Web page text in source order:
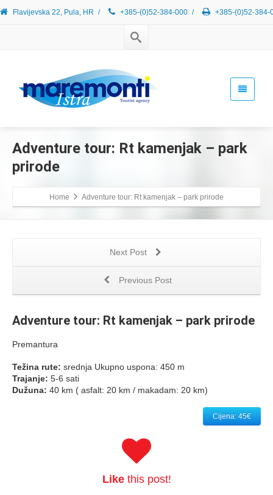
Flavijevska 22, Pula, HR / +385-(0)52-384-000 / +385-(0)52-
Adventure tour: Rt kamenjak – park
prirode
Home Adventure tour: Rt kamenjak – park prirode
Next Post
Previous Post
Adventure tour: Rt kamenjak – park prirode
Premantura
Težina rute: srednja Ukupno uspona: 450 m
Trajanje: 5-6 sati
Dužuna: 40 km ( asfalt: 20 km / makadam: 20 km)
Cijena: 45€
Likethis post!